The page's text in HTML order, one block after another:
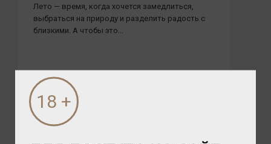
Лето — время, когда хочется замедлиться,
выбраться на природу и разделить радость с
близкими. А чтобы это...